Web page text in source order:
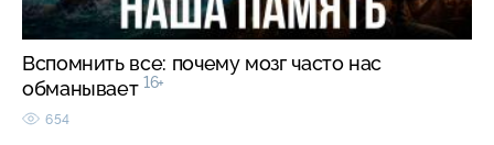
Вспомнить все: почему мозг часто нас
обманывает 16+
654